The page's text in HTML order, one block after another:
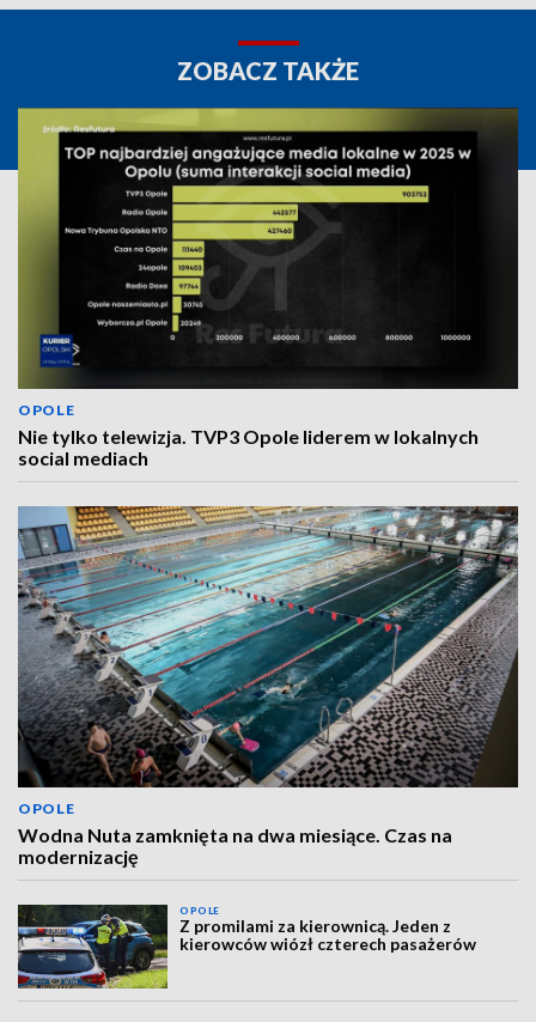
ZOBACZ TAKŻE
OPOLE
Nie tylko telewizja. TVP3 Opole liderem w lokalnych
social mediach
OPOLE
Wodna Nuta zamknięta na dwa miesiące. Czas na
modernizację
OPOLE
Z promilami za kierownicą. Jeden z
kierowców wiózł czterech pasażerów